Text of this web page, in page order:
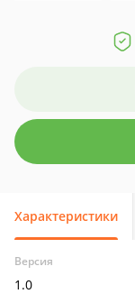
Характеристики
Версия
1.0